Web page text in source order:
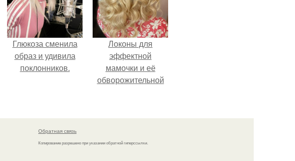
Глюкоза сменила
образ и удивила
поклонников.
Локоны для
эффектной
мамочки и её
обворожительной
Обратная связь
Копирование разрешено при указании обратной гиперссылки.